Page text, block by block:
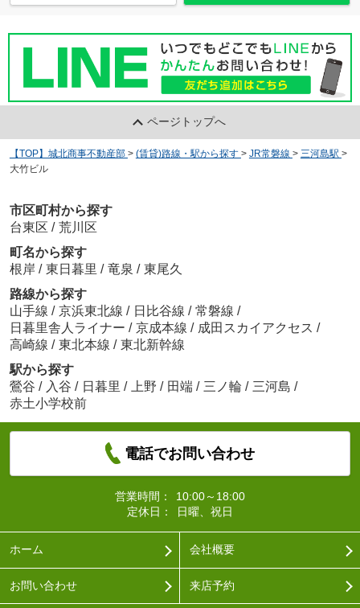
ページトップへ
【TOP】城北商事不動産部 > (賃貸)路線・駅から探す > JR常磐線 > 三河島駅 >
大竹ビル
市区町村から探す
台東区 / 荒川区
町名から探す
根岸 / 東日暮里 / 竜泉 / 東尾久
路線から探す
山手線 / 京浜東北線 / 日比谷線 / 常磐線 /
日暮里舎人ライナー / 京成本線 / 成田スカイアクセス /
高崎線 / 東北本線 / 東北新幹線
駅から探す
鶯谷 / 入谷 / 日暮里 / 上野 / 田端 / 三ノ輪 / 三河島 /
赤土小学校前
電話でお問い合わせ
営業時間：
10:00～18:00
定休日：
日曜、祝日
ホーム 会社概要
お問い合わせ 来店予約